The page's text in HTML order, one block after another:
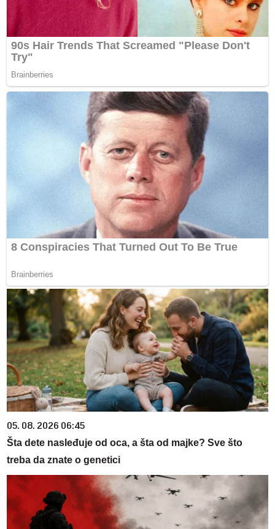
05. 08. 2026 06:45
Šta dete nasleđuje od oca, a šta od majke? Sve što
treba da znate o genetici